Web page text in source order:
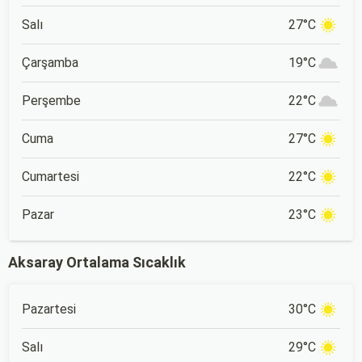
Salı 27°C
Çarşamba 19°C
Perşembe 22°C
Cuma 27°C
Cumartesi 22°C
Pazar 23°C
Aksaray Ortalama Sıcaklık
Pazartesi 30°C
Salı 29°C